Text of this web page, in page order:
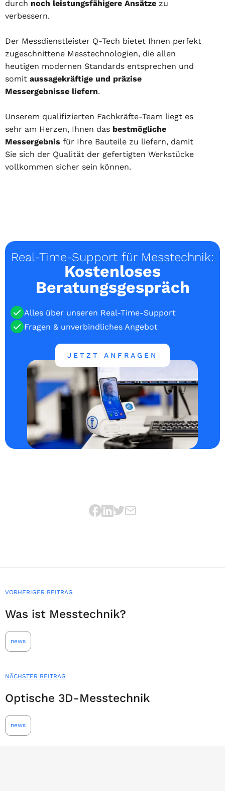
durch noch leistungsfähigere Ansätze zu
verbessern.
Der Messdienstleister Q-Tech bietet Ihnen perfekt
zugeschnittene Messtechnologien, die allen
heutigen modernen Standards entsprechen und
somit aussagekräftige und präzise
Messergebnisse liefern.
Unserem qualifizierten Fachkräfte-Team liegt es
sehr am Herzen, Ihnen das bestmögliche
Messergebnis für Ihre Bauteile zu liefern, damit
Sie sich der Qualität der gefertigten Werkstücke
vollkommen sicher sein können.
Real-Time-Support für Messtechnik:
Kostenloses
Beratungsgespräch
Alles über unseren Real-Time-Support
Fragen & unverbindliches Angebot
JETZT ANFRAGEN
VORHERIGER BEITRAG
Was ist Messtechnik?
news
NÄCHSTER BEITRAG
Optische 3D-Messtechnik
news